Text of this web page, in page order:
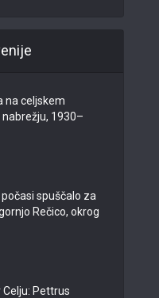
na celjskem
1930–
spuščalo za
Rečico, okrog
Celju: Pettrus